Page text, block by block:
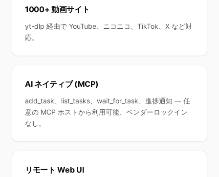
1000+ 動画サイト
yt-dlp 経由で YouTube、ニコニコ、TikTok、X など対
応。
AI ネイティブ (MCP)
add_task、list_tasks、wait_for_task、進捗通知 — 任
意の MCP ホストから利用可能、ベンダーロックイン
なし。
リモート Web UI